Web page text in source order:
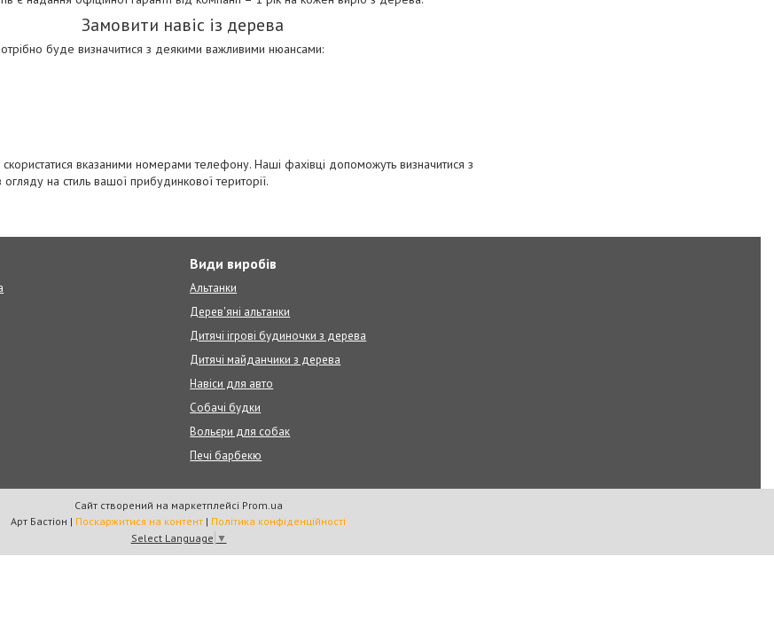
Замовити навіс із дерева
буде визначитися з деякими важливими нюансами:
вказаними номерами телефону. Наші фахівці допоможуть визначитися з
огляду на стиль вашої прибудинкової території.
Види виробів
Альтанки
Дерев'яні альтанки
Дитячі ігрові будиночки з дерева
Дитячі майданчики з дерева
Навіси для авто
Собачі будки
Вольєри для собак
Печі барбекю
Сайт створений на маркетплейсі Prom.ua
Арт Бастіон | Поскаржитися на контент | Політика конфіденційності
Select Language ▼